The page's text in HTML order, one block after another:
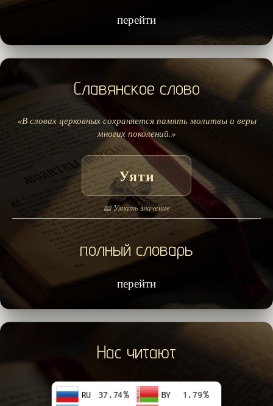
перейти
Славянское слово
«В словах церковных сохраняется память молитвы и веры
многих поколений.»
Уяти
📖 Узнать значение
полный словарь
перейти
Нас читают